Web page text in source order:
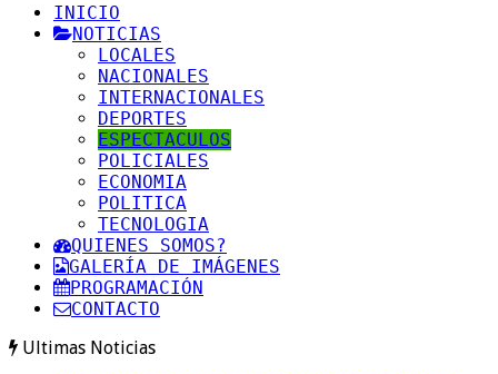
INICIO
NOTICIAS
LOCALES
NACIONALES
INTERNACIONALES
DEPORTES
ESPECTACULOS
POLICIALES
ECONOMIA
POLITICA
TECNOLOGIA
QUIENES SOMOS?
GALERÍA DE IMÁGENES
PROGRAMACIÓN
CONTACTO
Ultimas Noticias